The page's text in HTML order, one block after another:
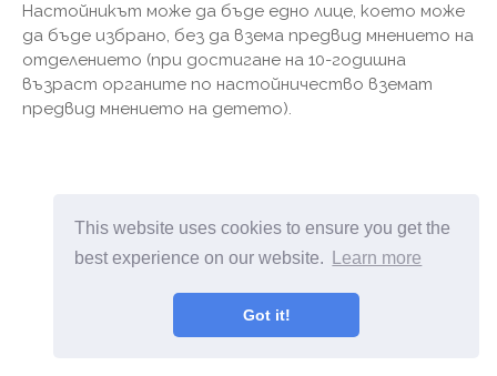
This website uses cookies to ensure you get the
best experience on our website.
Learn more
Got it!
Настойникът може да бъде едно лице, което може
да бъде избрано, без да взема предвид мнението на
отделението (при достигане на 10-годишна
възраст органите по настойничество вземат
предвид мнението на детето).